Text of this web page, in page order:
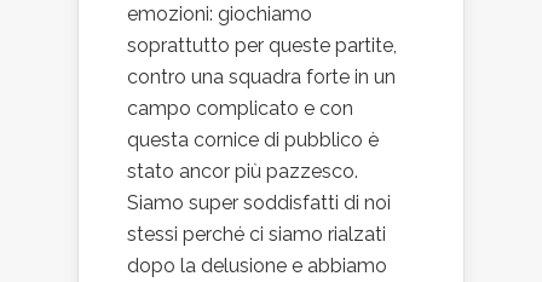
emozioni: giochiamo
soprattutto per queste partite,
contro una squadra forte in un
campo complicato e con
questa cornice di pubblico è
stato ancor più pazzesco.
Siamo super soddisfatti di noi
stessi perché ci siamo rialzati
dopo la delusione e abbiamo